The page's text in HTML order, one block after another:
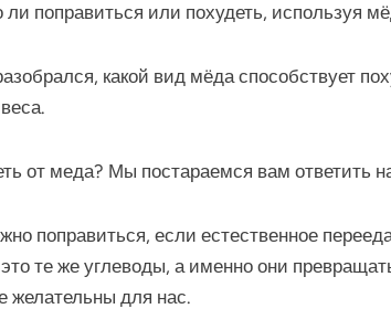
поправиться или похудеть, используя
какой вид мёда способствует
от меда? Мы постараемся вам ответить
поправиться, если естественное
те же углеводы, а именно они
желательны для нас.